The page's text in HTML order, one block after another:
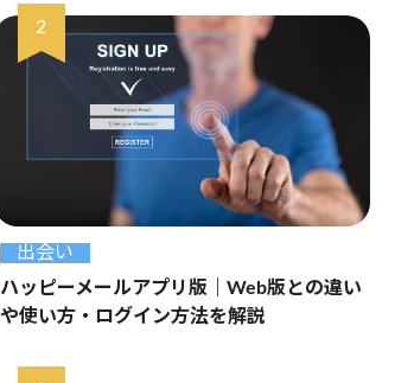
出会い
ハッピーメールアプリ版｜Web版との違い
や使い方・ログイン方法を解説